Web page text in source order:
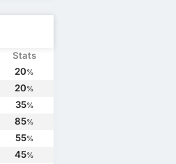
Stats
20%
20%
35%
85%
55%
45%